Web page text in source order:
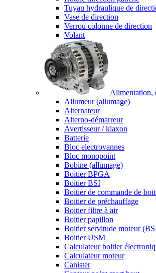
Tuyau hydraulique de
Vase de direction
Verrou colonne de direction
Volant
Alimentation,
Allumeur (allumage)
Alternateur
Alterno-démarreur
Avertisseur / klaxon
Batterie
Bloc electrovannes
Bloc monopoint
Bobine (allumage)
Boitier BPGA
Boitier BSI
Boitier de commande de
Boitier de préchauffage
Boitier filtre à air
Boitier papillon
Boitier servitude moteur
Boitier USM
Calculateur boitier
Calculateur moteur
Canister